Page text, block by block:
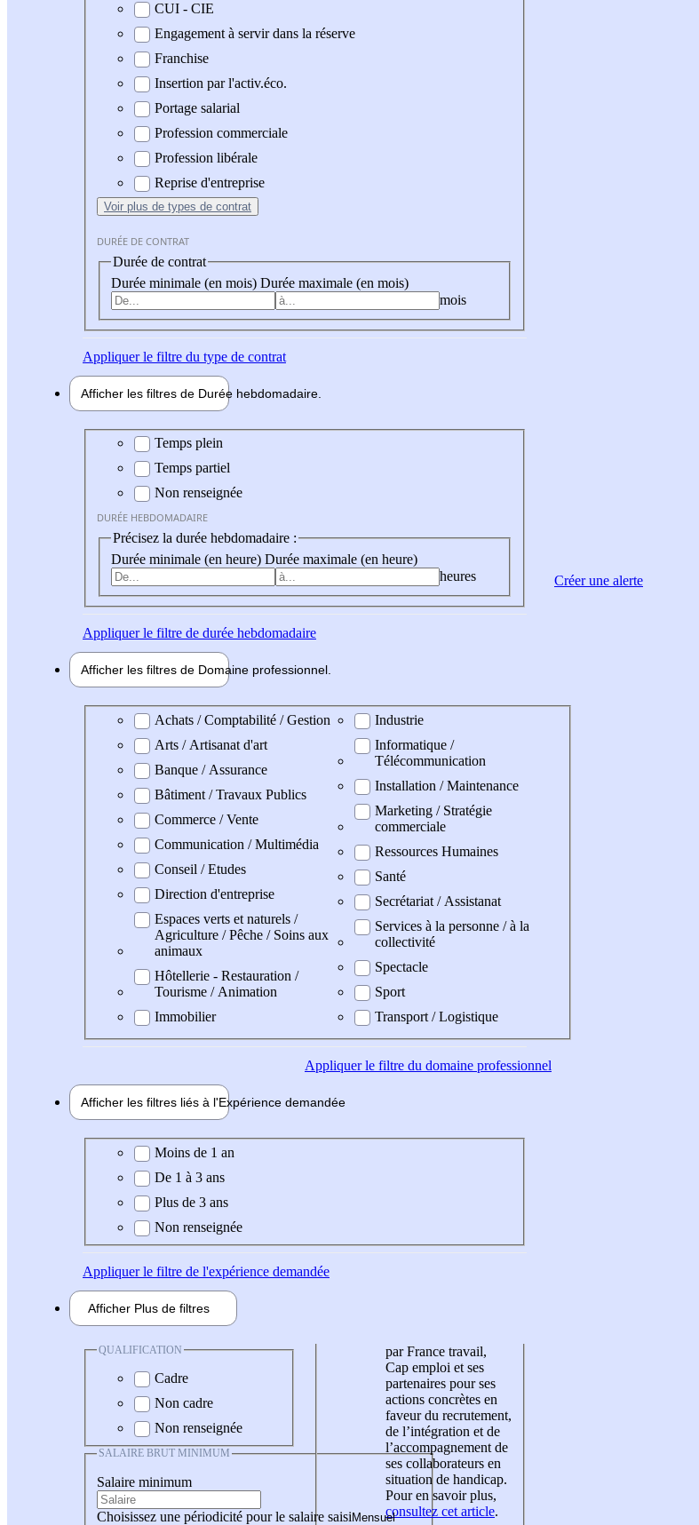
CUI - CIE
Engagement à servir dans la réserve
Franchise
Insertion par l'activ.éco.
Portage salarial
Profession commerciale
Profession libérale
Reprise d'entreprise
Voir plus de types de contrat
DURÉE DE CONTRAT
Durée de contrat
Durée minimale (en mois) Durée maximale (en mois)
mois
Appliquerle filtre du type de contrat
Afficher les filtres de Durée hebdomadaire
Durée hebdomadaire
Temps plein
Temps partiel
Non renseignée
DURÉE HEBDOMADAIRE
Précisez la durée hebdomadaire :
Durée minimale (en heure) Durée maximale (en heure)
heures
Appliquerle filtre de durée hebdomadaire
Afficher les filtres de Domaine professionnel
Domaine professionel
Achats / Comptabilité / Gestion
Arts / Artisanat d'art
Banque / Assurance
Bâtiment / Travaux Publics
Commerce / Vente
Communication / Multimédia
Conseil / Etudes
Direction d'entreprise
Espaces verts et naturels /
Agriculture / Pêche / Soins aux
animaux
Hôtellerie - Restauration /
Tourisme / Animation
Immobilier
Industrie
Informatique /
Télécommunication
Installation / Maintenance
Marketing / Stratégie
commerciale
Ressources Humaines
Santé
Secrétariat / Assistanat
Services à la personne / à la
collectivité
Spectacle
Sport
Transport / Logistique
Appliquerle filtre du domaine professionnel
Afficher les filtres liés à l'Expérience demandée
Expérience demandée
Moins de 1 an
De 1 à 3 ans
Plus de 3 ans
Non renseignée
Appliquerle filtre de l'expérience demandée
Afficher Plus de filtres
QUALIFICATION
Cadre
Non cadre
Non renseignée
SALAIRE BRUT MINIMUM
Salaire minimum
Choisissez une périodicité pour le salaire saisi
par France travail,
Cap emploi et ses
partenaires pour ses
actions concrètes en
faveur du recrutement,
de l’intégration et de
l’accompagnement de
ses collaborateurs en
situation de handicap.
Pour en savoir plus,
consultez cet article.
Créer une alerte